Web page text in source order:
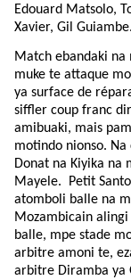
Edouard Matsolo,
Xavier, Gil
Match ebandaki na
muke te attaque
ya surface de
siffler coup franc
amibuaki, mais
motindo nionso.
Donat na Kiyika na
Mayele. Petit
atomboli balle na
Mozambicain alingi
balle, mpe stade
arbitre amoni te,
arbitre Diramba ya